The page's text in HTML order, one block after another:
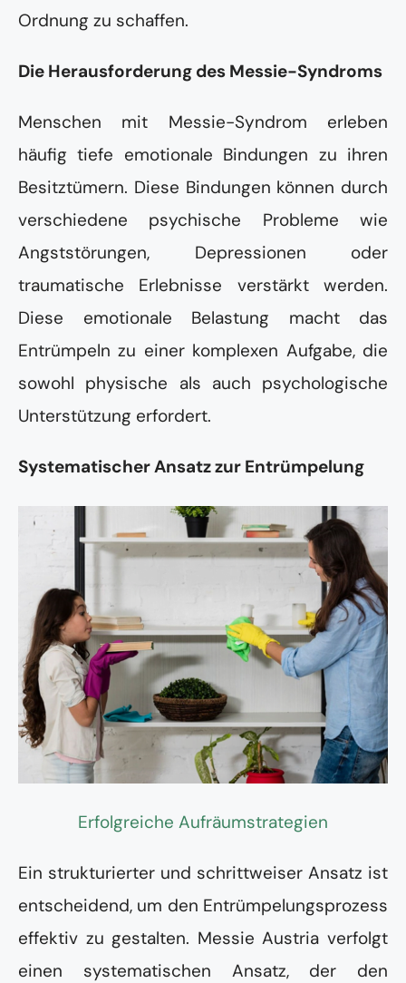
Ordnung zu schaffen.
Die Herausforderung des Messie-Syndroms
Menschen mit Messie-Syndrom erleben
häufig tiefe emotionale Bindungen zu ihren
Besitztümern. Diese Bindungen können durch
verschiedene psychische Probleme wie
Angststörungen, Depressionen oder
traumatische Erlebnisse verstärkt werden.
Diese emotionale Belastung macht das
Entrümpeln zu einer komplexen Aufgabe, die
sowohl physische als auch psychologische
Unterstützung erfordert.
Systematischer Ansatz zur Entrümpelung
Erfolgreiche Aufräumstrategien
Ein strukturierter und schrittweiser Ansatz ist
entscheidend, um den Entrümpelungsprozess
effektiv zu gestalten. Messie Austria verfolgt
einen systematischen Ansatz, der den